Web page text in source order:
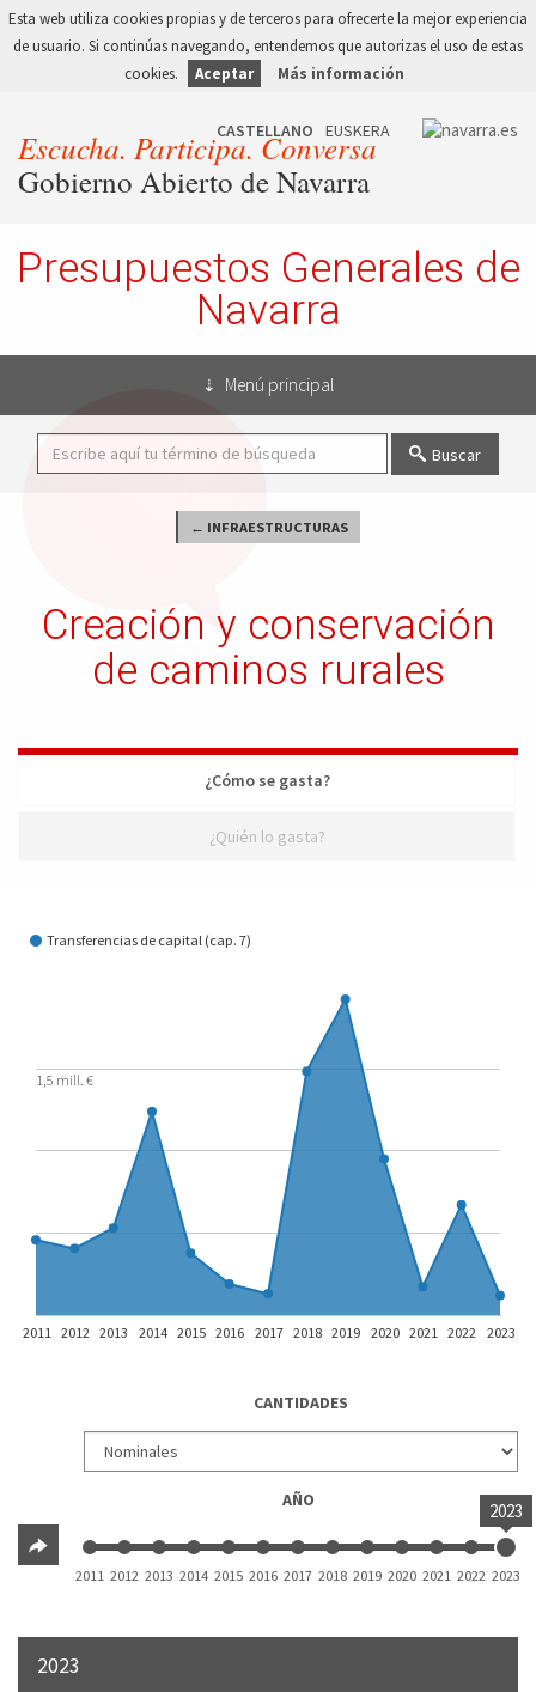
Esta web utiliza cookies propias y de terceros para ofrecerte la mejor experiencia
de usuario. Si continúas navegando, entendemos que autorizas el uso de estas
cookies.
Aceptar Más información
Escucha. Participa. Conversa
Gobierno Abierto de Navarra
Presupuestos Generales de
Navarra
Menú principal
Buscar
← INFRAESTRUCTURAS
Creación y conservación
de caminos rurales
¿Cómo se gasta?
¿Quién lo gasta?
¿Cómo se gasta?
Transferencias de capital (cap. 7)
2011 2012 2013 2014 2015 2016 2017 2018 2019 2020 2021 2022 2023
1,5 mill. €
CANTIDADES
AÑO 2023
2011 2012 2013 2014 2015 2016 2017 2018 2019 2020 2021 2022 2023
2023